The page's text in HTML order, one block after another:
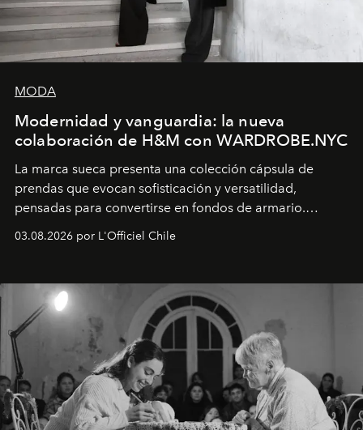
MODA
Modernidad y vanguardia: la nueva
colaboración de H&M con WARDROBE.NYC
La marca sueca presenta una colección cápsula de
prendas que evocan sofisticación y versatilidad,
pensadas para convertirse en fondos de armario.
03.08.2026 por L'Officiel Chile